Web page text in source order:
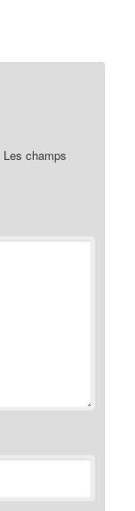
Les champs